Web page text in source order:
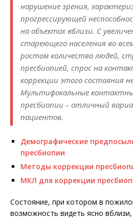
нарушение зрения,
прогрессирующей
на объектах вблизи. С
стареющего населения во
ростом количества людей,
пресбиопией, спрос на
коррекции этого состояния
Мультифокальные
пресбиопии – отличный
пациентов.
Демографические
пресбиопии
Методы коррекции
МКЛ для коррекции
Состояние, при котором в
возможность видеть ясно